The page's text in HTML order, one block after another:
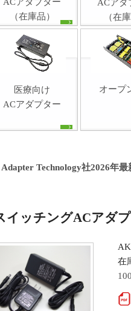
（在庫品）
ACアダ
（在
医療向け
ACアダプター
オープ
Adapter Technology社2026年
イッチングACアダ
在